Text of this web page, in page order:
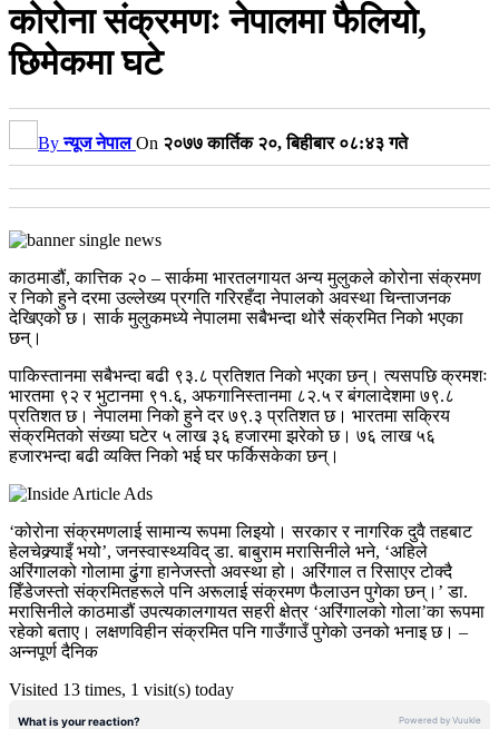
कोरोना संक्रमणः नेपालमा फैलियो,
छिमेकमा घटे
Byन्यूज नेपाल On २०७७ कार्तिक २०, बिहीबार ०८:४३ गते
काठमाडौं, कात्तिक २० – सार्कमा भारतलगायत अन्य मुलुकले कोरोना संक्रमण
र निको हुने दरमा उल्लेख्य प्रगति गरिरहँदा नेपालको अवस्था चिन्ताजनक
देखिएको छ। सार्क मुलुकमध्ये नेपालमा सबैभन्दा थोरै संक्रमित निको भएका
छन्।
पाकिस्तानमा सबैभन्दा बढी ९३.८ प्रतिशत निको भएका छन्। त्यसपछि क्रमशः
भारतमा ९२ र भुटानमा ९१.६, अफगानिस्तानमा ८२.५ र बंगलादेशमा ७९.८
प्रतिशत छ। नेपालमा निको हुने दर ७९.३ प्रतिशत छ। भारतमा सक्रिय
संक्रमितको संख्या घटेर ५ लाख ३६ हजारमा झरेको छ। ७६ लाख ५६
हजारभन्दा बढी व्यक्ति निको भई घर फर्किसकेका छन्।
‘कोरोना संक्रमणलाई सामान्य रूपमा लिइयो। सरकार र नागरिक दुवै तहबाट
हेलचेक्र्याइँ भयो’, जनस्वास्थ्यविद् डा. बाबुराम मरासिनीले भने, ‘अहिले
अरिंगालको गोलामा ढुंगा हानेजस्तो अवस्था हो। अरिंगाल त रिसाएर टोक्दै
हिँडेजस्तो संक्रमितहरूले पनि अरूलाई संक्रमण फैलाउन पुगेका छन्।’ डा.
मरासिनीले काठमाडौं उपत्यकालगायत सहरी क्षेत्र ‘अरिंगालको गोला’का रूपमा
रहेको बताए। लक्षणविहीन संक्रमित पनि गाउँगाउँ पुगेको उनको भनाइ छ। –
अन्नपूर्ण दैनिक
Visited 13 times, 1 visit(s) today